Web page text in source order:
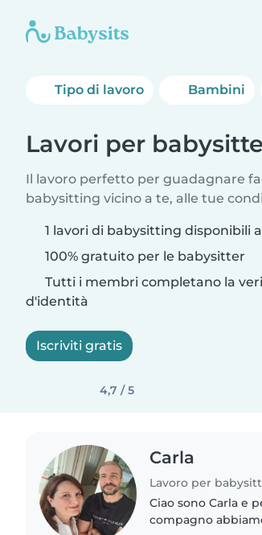
Tipo di lavoro Bambini
Lavori per
Il lavoro perfetto per guadagnare
babysitting vicino a te, alle tue
1 lavori di babysitting disponibili
100% gratuito per le babysitter
Tutti i membri completano la
d'identità
Iscriviti gratis
4,7 / 5
Carla
Lavoro per
Ciao sono Carla e
compagno